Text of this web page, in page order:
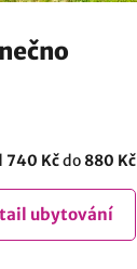
740 Kčdo 880 Kč
ubytování